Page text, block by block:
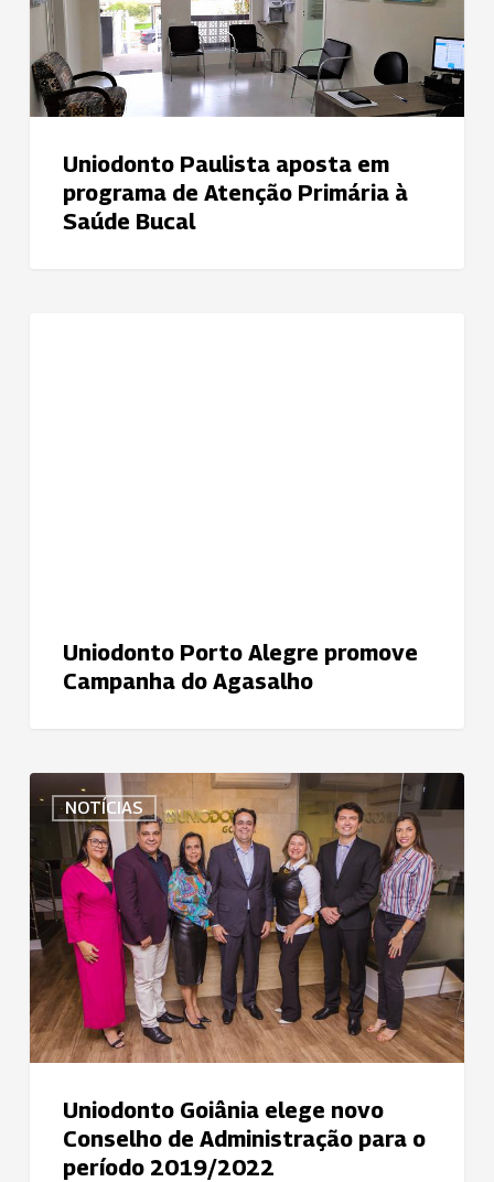
em
programa
de
Atenção
Saúde
Bucal
Uniodonto Paulista aposta em
programa de Atenção Primária à
Saúde Bucal
Uniodonto Porto Alegre promove
Campanha do Agasalho
NOTÍCIAS
Uniodonto
Goiânia
elege
novo
Conselho
de
Administração
para
o
período
Uniodonto Goiânia elege novo
Conselho de Administração para o
período 2019/2022